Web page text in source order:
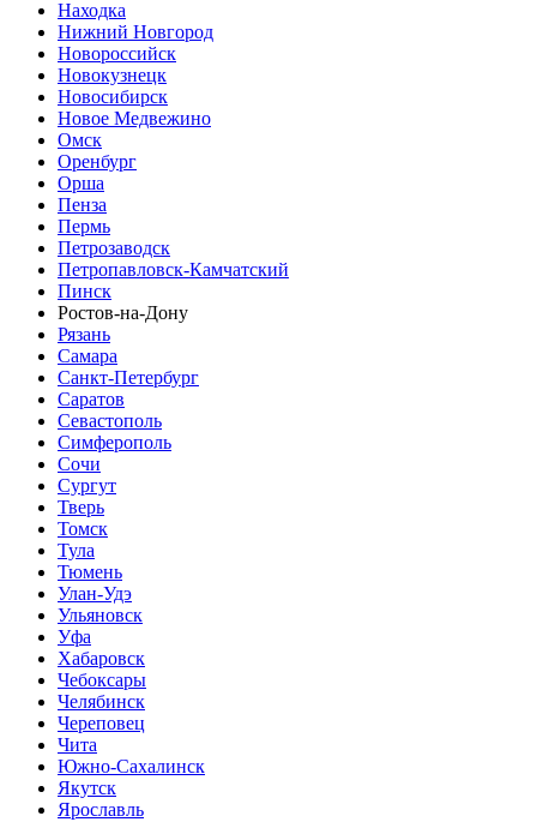
Находка
Нижний Новгород
Новороссийск
Новокузнецк
Новосибирск
Новое Медвежино
Омск
Оренбург
Орша
Пенза
Пермь
Петрозаводск
Петропавловск-Камчатский
Пинск
Ростов-на-Дону
Рязань
Самара
Санкт-Петербург
Саратов
Севастополь
Симферополь
Сочи
Сургут
Тверь
Томск
Тула
Тюмень
Улан-Удэ
Ульяновск
Уфа
Хабаровск
Чебоксары
Челябинск
Череповец
Чита
Южно-Сахалинск
Якутск
Ярославль